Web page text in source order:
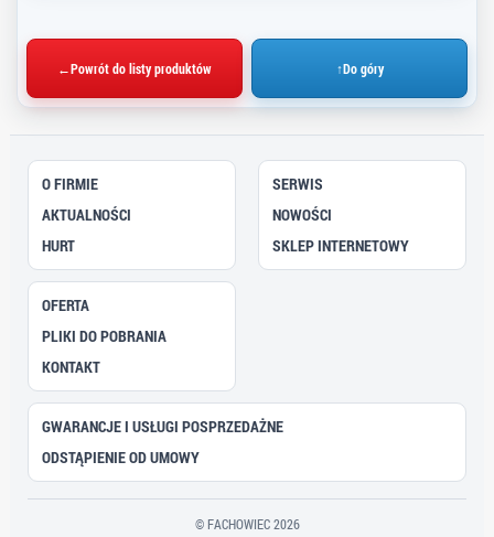
←Powrót do listy produktów ↑Do góry
O FIRMIE
AKTUALNOŚCI
HURT
SERWIS
NOWOŚCI
SKLEP INTERNETOWY
OFERTA
PLIKI DO POBRANIA
KONTAKT
GWARANCJE I USŁUGI POSPRZEDAŻNE
ODSTĄPIENIE OD UMOWY
© FACHOWIEC 2026